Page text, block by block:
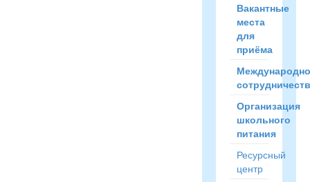
Вакантные
места
для
приёма
Организация
школьного
питания
Ресурсный
центр